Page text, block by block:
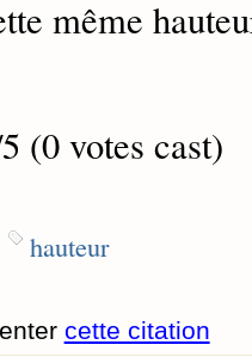
même
(0 votes cast)
hauteur
cette citation